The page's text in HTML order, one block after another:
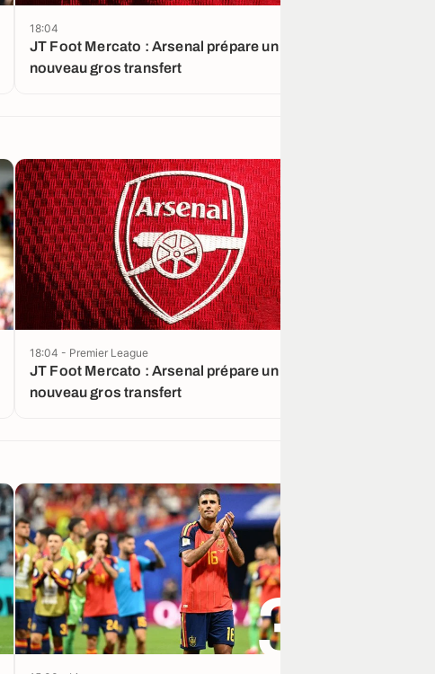
JT Foot Mercato : Arsenal prépare un
nouveau gros transfert
18:04
JT Foot Mercato : Arsenal prépare un
nouveau gros transfert
18:04 - Premier League
3